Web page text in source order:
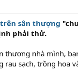
g
sân thượng
phải thử.
thượng nhà mình,
rau sạch, trồng hoa